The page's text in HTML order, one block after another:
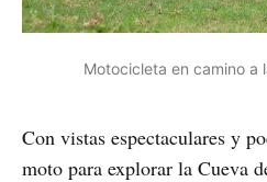
Motocicleta en camino a
Con vistas espectaculares y
moto para explorar la Cueva